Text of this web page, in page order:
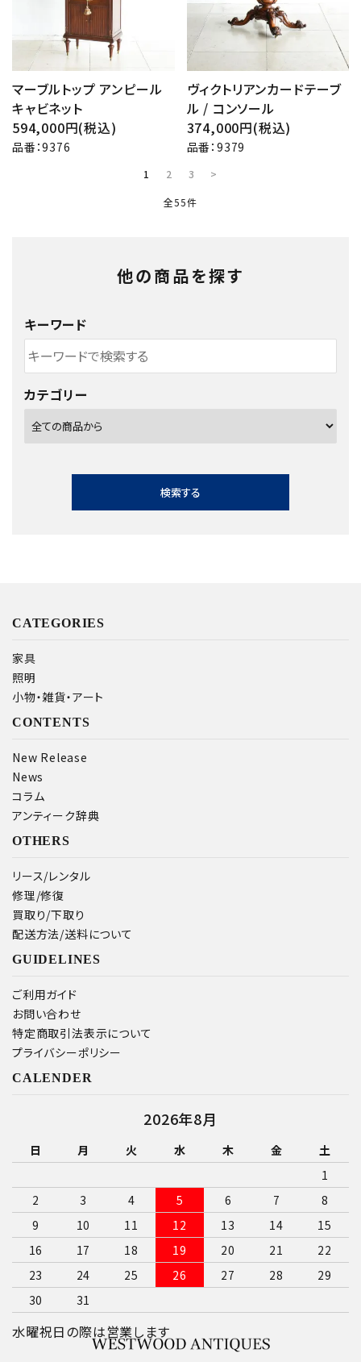
マーブルトップ アンピール
キャビネット
594,000円(税込)
品番：9376
ヴィクトリアンカードテーブ
ル / コンソール
374,000円(税込)
品番：9379
1 2 3 >
全55件
他の商品を探す
キーワード
カテゴリー
検索する
キーワード
カテゴリー
CATEGORIES
家具
照明
小物・雑貨・アート
CONTENTS
New Release
News
コラム
アンティーク辞典
OTHERS
リース/レンタル
修理/修復
買取り/下取り
配送方法/送料について
GUIDELINES
ご利用ガイド
お問い合わせ
特定商取引法表示について
プライバシーポリシー
CALENDER
2026年8月
日 月 火 水 木 金
土
1
2
3 4 5 6 7
8
9
10 11 12 13 14
15
16
17 18 19 20 21
22
23
24 25 26 27 28
29
30
31
水曜祝日の際は営業します